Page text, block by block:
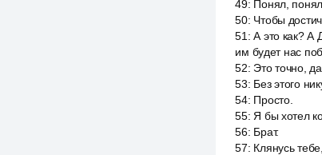
49: Понял, понял.
50: Чтобы
51 :А это как? А
им будет нас
52: Это точно,
53: Без этого
54: Просто.
55: Я бы хотел
56: Брат.
57: Клянусь